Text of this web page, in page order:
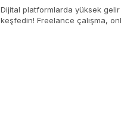
Dijital platformlarda yüksek
keşfedin! Freelance çalışma,